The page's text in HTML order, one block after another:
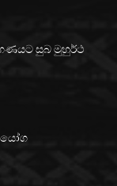
සුබ මුහුර්ථ
යෝග